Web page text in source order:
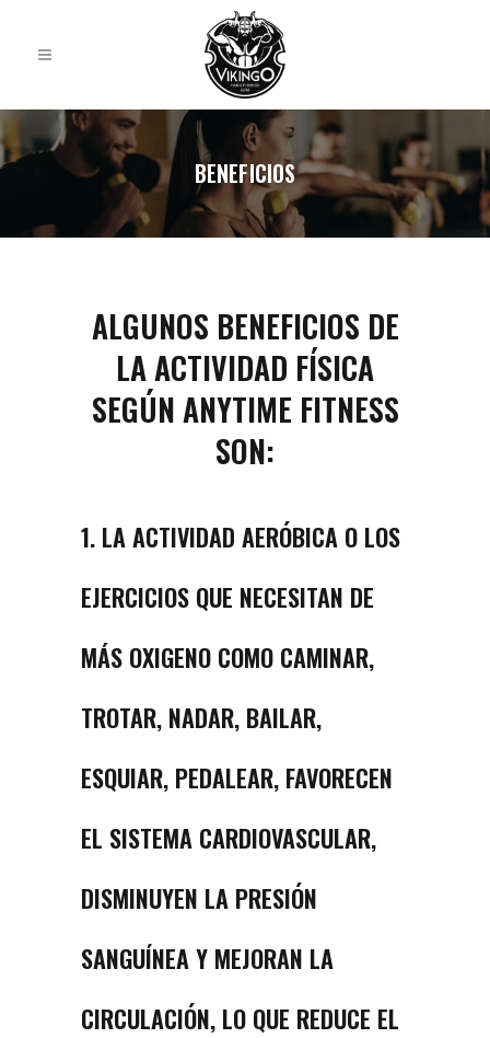
BENEFICIOS
ALGUNOS BENEFICIOS DE
LA ACTIVIDAD FÍSICA
SEGÚN ANYTIME FITNESS
SON:
1. LA ACTIVIDAD AERÓBICA O LOS
EJERCICIOS QUE NECESITAN DE
MÁS OXIGENO COMO CAMINAR,
TROTAR, NADAR, BAILAR,
ESQUIAR, PEDALEAR, FAVORECEN
EL SISTEMA CARDIOVASCULAR,
DISMINUYEN LA PRESIÓN
SANGUÍNEA Y MEJORAN LA
CIRCULACIÓN, LO QUE REDUCE EL